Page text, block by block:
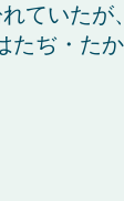
ていたが
ぢ・た